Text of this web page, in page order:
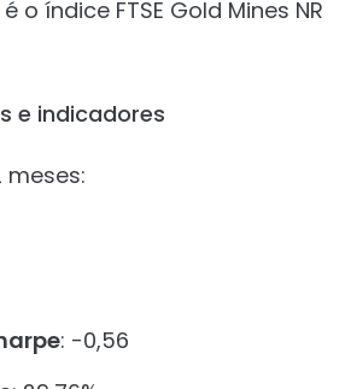
é o índice FTSE Gold Mines NR
e indicadores
meses:
: -0,56